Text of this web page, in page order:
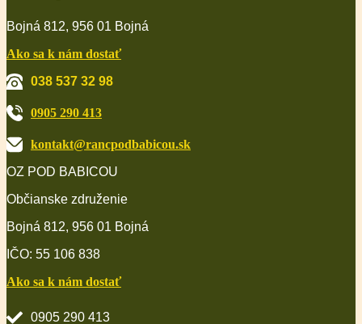
Bojná 812, 956 01 Bojná
Ako sa k nám dostať
038 537 32 98
0905 290 413
kontakt@rancpodbabicou.sk
OZ POD BABICOU
Občianske združenie
Bojná 812, 956 01 Bojná
IČO: 55 106 838
Ako sa k nám dostať
0905 290 413